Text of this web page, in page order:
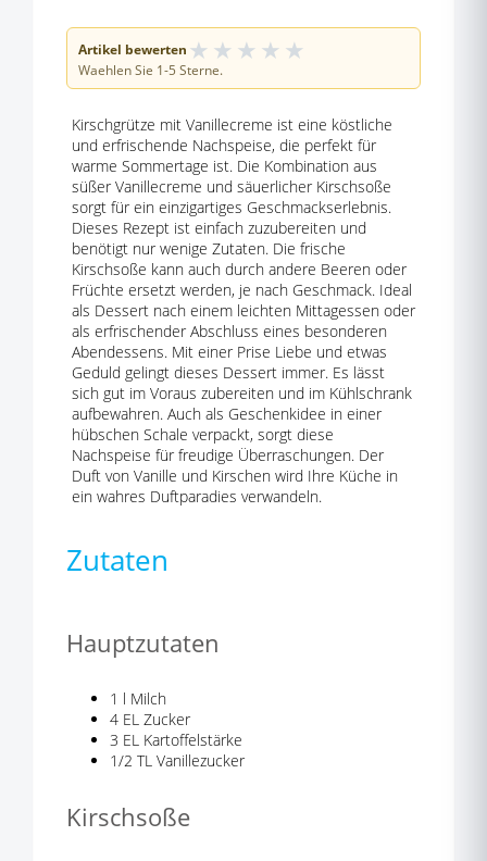
Artikel bewerten ★ ★ ★ ★ ★
Waehlen Sie 1-5 Sterne.
Kirschgrütze mit Vanillecreme ist eine köstliche
und erfrischende Nachspeise, die perfekt für
warme Sommertage ist. Die Kombination aus
süßer Vanillecreme und säuerlicher Kirschsoße
sorgt für ein einzigartiges Geschmackserlebnis.
Dieses Rezept ist einfach zuzubereiten und
benötigt nur wenige Zutaten. Die frische
Kirschsoße kann auch durch andere Beeren oder
Früchte ersetzt werden, je nach Geschmack. Ideal
als Dessert nach einem leichten Mittagessen oder
als erfrischender Abschluss eines besonderen
Abendessens. Mit einer Prise Liebe und etwas
Geduld gelingt dieses Dessert immer. Es lässt
sich gut im Voraus zubereiten und im Kühlschrank
aufbewahren. Auch als Geschenkidee in einer
hübschen Schale verpackt, sorgt diese
Nachspeise für freudige Überraschungen. Der
Duft von Vanille und Kirschen wird Ihre Küche in
ein wahres Duftparadies verwandeln.
Zutaten
Hauptzutaten
1 l Milch
4 EL Zucker
3 EL Kartoffelstärke
1/2 TL Vanillezucker
Kirschsoße